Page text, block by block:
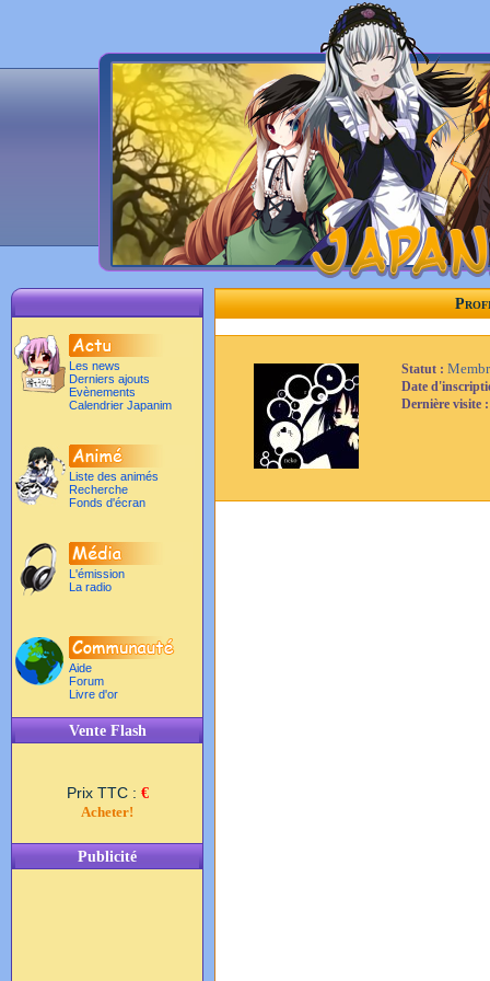
Les news
Derniers ajouts
Evènements
Calendrier Japanim
Liste des animés
Recherche
Fonds d'écran
L'émission
La radio
Aide
Forum
Livre d'or
Vente Flash
Prix TTC : €
Acheter!
Publicité
Statut :
Date
Dernière visite